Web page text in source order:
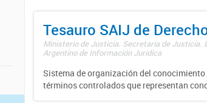
Tesauro SAIJ de
Ministerio de Justicia. Secretaría de Justicia.
Argentino de Información Jurídica
Sistema de organización del
términos controlados que representan